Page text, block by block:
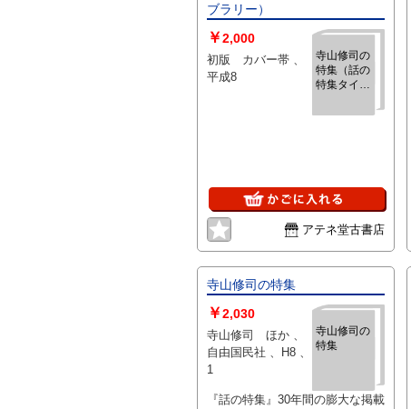
ブラリー）
寺山修司の
特集（話の
特集タイブ
￥2,000
初版 カバー帯 、
平成8
アテネ堂古書店
寺山修司の特集
寺山修司の
特集
￥2,030
寺山修司 ほか 、
自由国民社 、H8 、
1
『話の特集』30年間の膨大な掲載